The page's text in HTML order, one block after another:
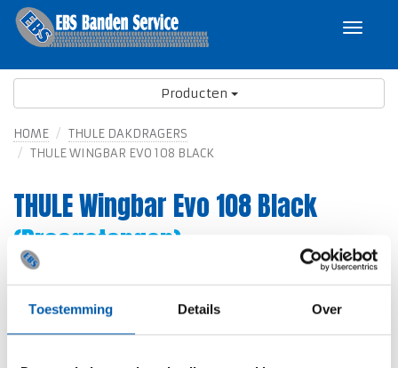
Toestemming Details Over
Toggle
Producten
HOME
THULE DAKDRAGERS
THULE WINGBAR EVO 108 BLACK
THULE Wingbar Evo 108 Black
(Draagstangen)